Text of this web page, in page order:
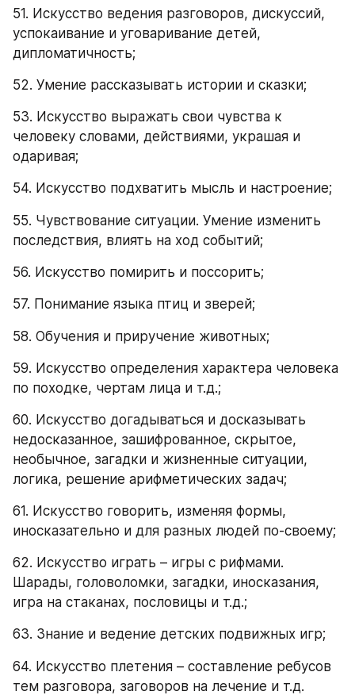
51. Искусство ведения разговоров, дискуссий,
успокаивание и уговаривание детей,
дипломатичность;
52. Умение рассказывать истории и сказки;
53. Искусство выражать свои чувства к
человеку словами, действиями, украшая и
одаривая;
54. Искусство подхватить мысль и настроение;
55. Чувствование ситуации. Умение изменить
последствия, влиять на ход событий;
56. Искусство помирить и поссорить;
57. Понимание языка птиц и зверей;
58. Обучения и приручение животных;
59. Искусство определения характера человека
по походке, чертам лица и т.д.;
60. Искусство догадываться и досказывать
недосказанное, зашифрованное, скрытое,
необычное, загадки и жизненные ситуации,
логика, решение арифметических задач;
61. Искусство говорить, изменяя формы,
иносказательно и для разных людей по-своему;
62. Искусство играть – игры с рифмами.
Шарады, головоломки, загадки, иносказания,
игра на стаканах, пословицы и т.д.;
63. Знание и ведение детских подвижных игр;
64. Искусство плетения – составление ребусов
тем разговора, заговоров на лечение и т.д.